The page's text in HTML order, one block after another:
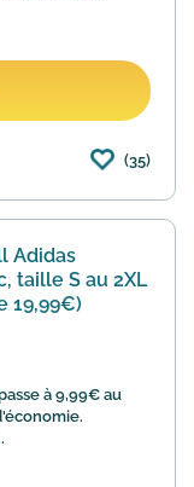
(35)
Adidas
taille S au 2XL
19,99€)
à 9,99€ au